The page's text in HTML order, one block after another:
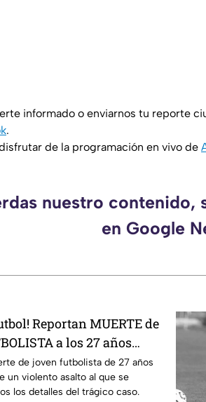
informado o enviarnos tu reporte
.
de la programación en vivo de
nuestro contenido,
en Google
Reportan MUERTE de
a los 27 años
esto se sabe
de joven futbolista de 27 años
un violento asalto al que se
los detalles del trágico caso.